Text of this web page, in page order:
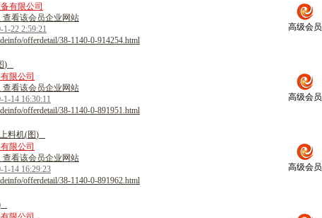
有限公司
看该会员企业网站
22 2:59:21
offerdetail/38-1140-0-914254.html
高级会员
)
限公司
看该会员企业网站
14 16:30:11
offerdetail/38-1140-0-891951.html
高级会员
上料机(图)
限公司
看该会员企业网站
14 16:29:23
offerdetail/38-1140-0-891962.html
高级会员